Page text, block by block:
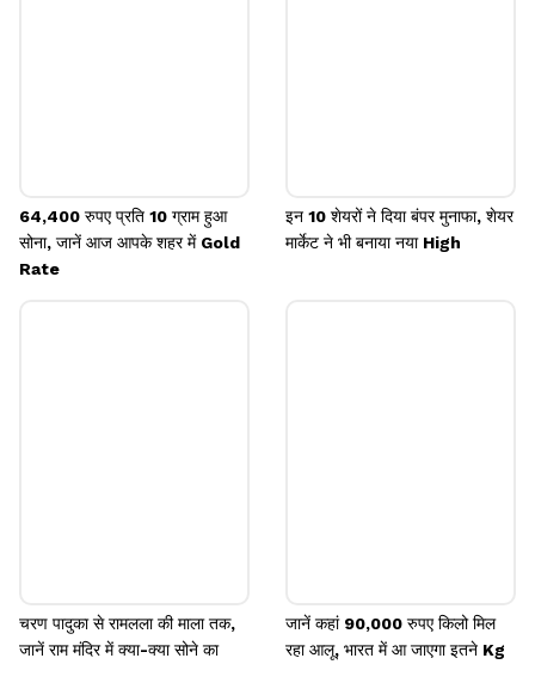
64,400 रुपए प्रति 10 ग्राम हुआ
सोना, जानें आज आपके शहर में Gold
Rate
इन 10 शेयरों ने दिया बंपर मुनाफा, शेयर
मार्केट ने भी बनाया नया High
चरण पादुका से रामलला की माला तक,
जानें राम मंदिर में क्या-क्या सोने का
जानें कहां 90,000 रुपए किलो मिल
रहा आलू, भारत में आ जाएगा इतने Kg